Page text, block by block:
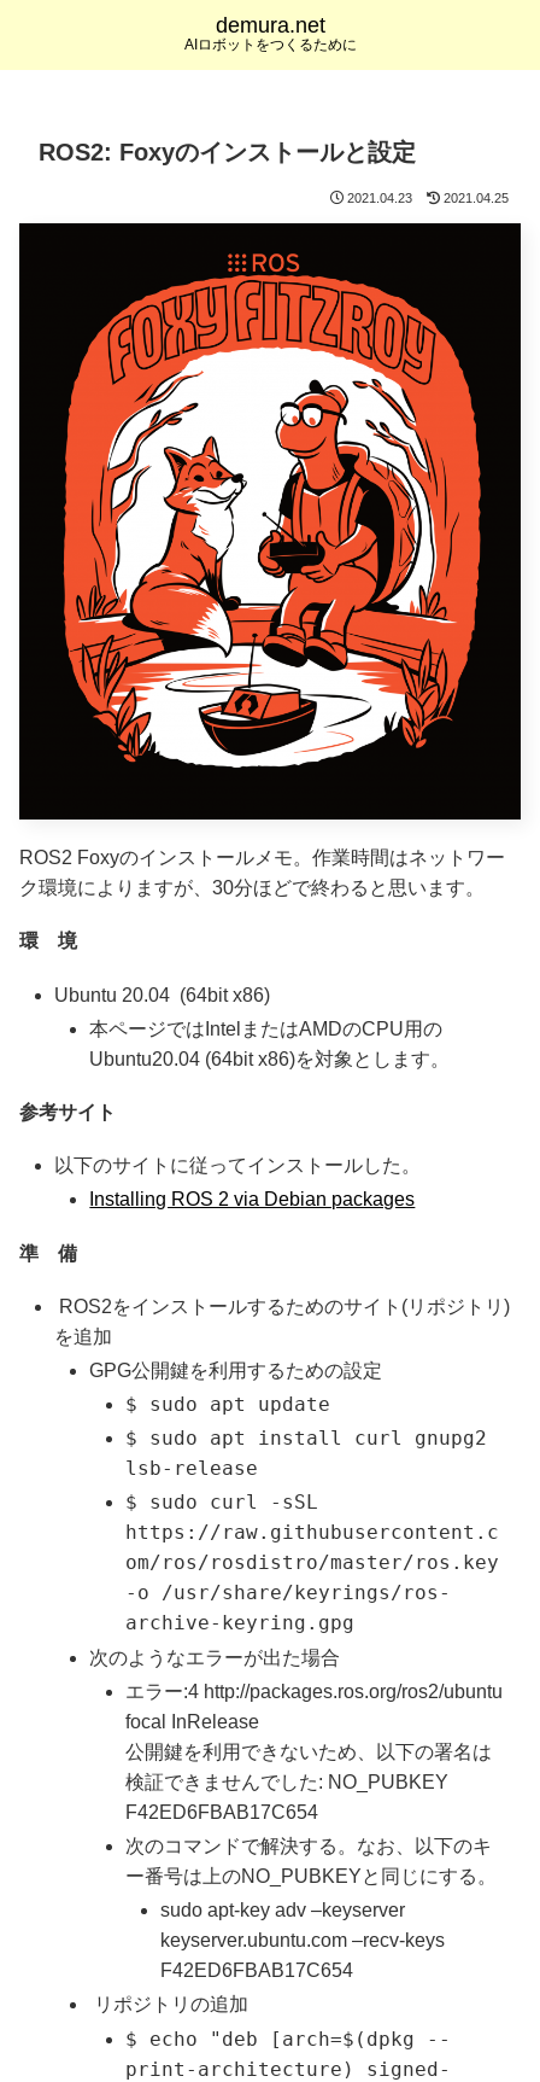
demura.net
AIロボットをつくるために
ROS2: Foxyのインストールと設定
2021.04.23 2021.04.25
ROS2 Foxyのインストールメモ。作業時間はネットワー
ク環境によりますが、30分ほどで終わると思います。
環 境
Ubuntu 20.04 (64bit x86)
本ページではIntelまたはAMDのCPU用の
Ubuntu20.04 (64bit x86)を対象とします。
参考サイト
以下のサイトに従ってインストールした。
Installing ROS 2 via Debian packages
準 備
ROS2をインストールするためのサイト(リポジトリ)
を追加
GPG公開鍵を利用するための設定
$ sudo apt update
$ sudo apt install curl gnupg2
lsb-release
$ sudo curl -sSL
https://raw.githubusercontent.c
om/ros/rosdistro/master/ros.key
-o /usr/share/keyrings/ros-
archive-keyring.gpg
次のようなエラーが出た場合
エラー:4 http://packages.ros.org/ros2/ubuntu
focal InRelease
公開鍵を利用できないため、以下の署名は
検証できませんでした: NO_PUBKEY
F42ED6FBAB17C654
次のコマンドで解決する。なお、以下のキ
ー番号は上のNO_PUBKEYと同じにする。
sudo apt-key adv –keyserver
keyserver.ubuntu.com –recv-keys
F42ED6FBAB17C654
リポジトリの追加
$ echo "deb [arch=$(dpkg --
print-architecture) signed-